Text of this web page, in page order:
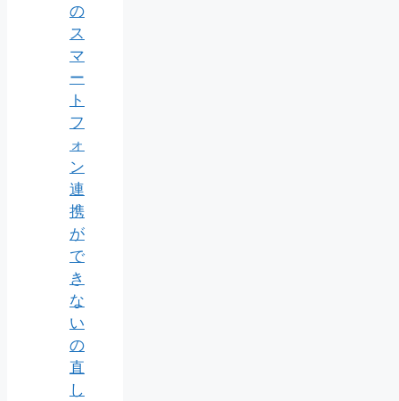
の
ス
マ
ー
ト
フ
ォ
ン
連
携
が
で
き
な
い
の
直
し